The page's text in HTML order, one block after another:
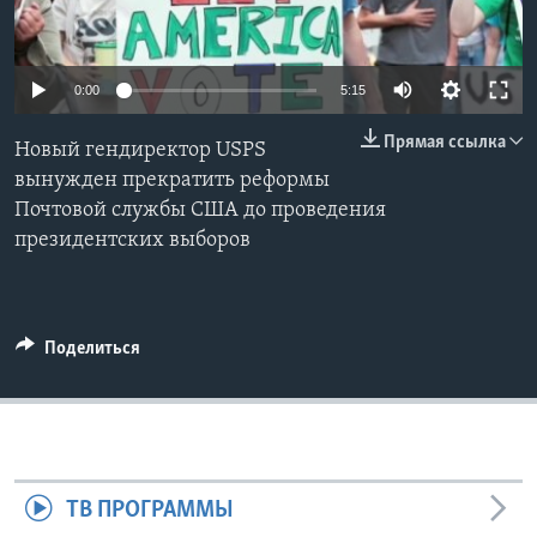
Learning English
СОЦИАЛЬНЫЕ СЕТИ
Языки
0:00 5:15
Прямая ссылка
Новый гендиректор USPS
вынужден прекратить реформы
Почтовой службы США до проведения
президентских выборов
Поделиться
ТВ ПРОГРАММЫ